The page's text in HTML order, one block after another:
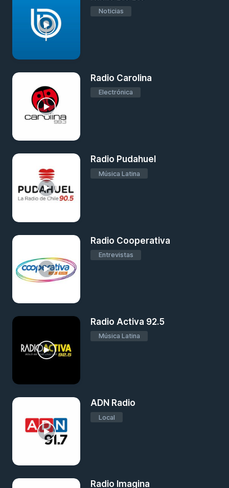
Noticias
Radio Carolina
Electrónica
Radio Pudahuel
Música Latina
Radio Cooperativa
Entrevistas
Radio Activa 92.5
Música Latina
ADN Radio
Local
Radio Imagina